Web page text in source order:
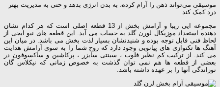
موسیقی می‌تواند ذهن را آرام کرده، به بدن انرژی بدهد و حتی به مدیریت بهتر
درد کمک کند
مجموعه ایی زیبا و آرامش بخش از 13 قطعه اصلی است که هر کدام نشان
دهنده استعداد موزیکال لورن گلد به حساب می آید. این قطعه های نیو ایجی از
لحاظ فنی قابل توجه بوده و شنیدنشان بسیار لذت بخش می باشد. در میان این
آهنگ ها تکنوازی های پیانویی وجود دارد که روح شما را به سوی آرامش هدایت
می کند. از ترکیب کم نظیر فلوت ، سینتی سایزر ، پرکاشین و ساکسوفون در
بعضی از قطعه ها هم نمی توان گذشت به خصوص زمانی که نیکلاس گان
نوزاندگی آنها را بر عهده داشته باشد.